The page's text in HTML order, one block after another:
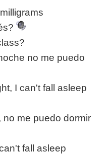
no me puedo
I can't fall asleep
no me puedo dormir
fall asleep